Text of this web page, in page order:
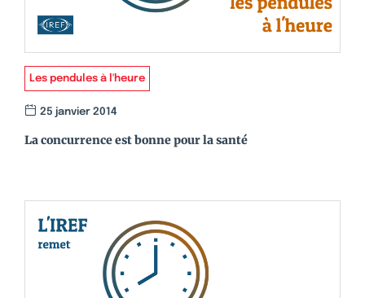
Les pendules à l'heure
25 janvier 2014
La concurrence est bonne pour la santé